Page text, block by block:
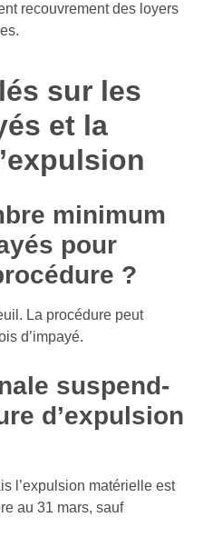
recouvrement des loyers
sur les
et la
minimum
pour
?
La procédure peut
d’impayé.
suspend-
d’expulsion
l’expulsion matérielle est
au 31 mars, sauf